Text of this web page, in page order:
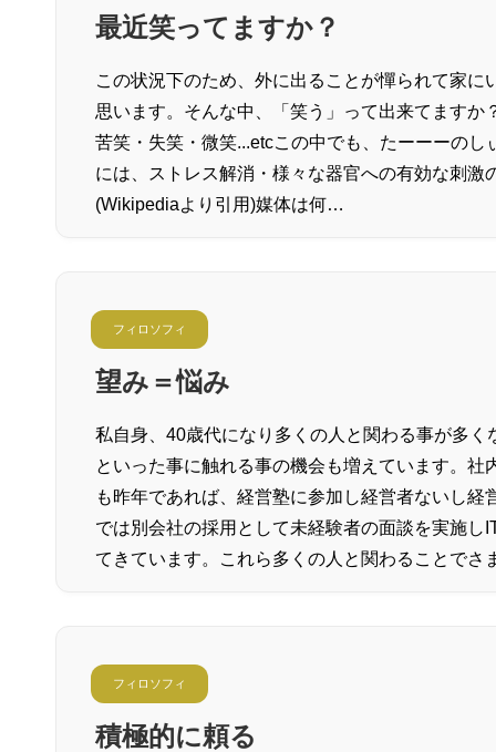
最近笑ってますか？
この状況下のため、外に出ることが憚られて家
思います。そんな中、「笑う」って出来てます
苦笑・失笑・微笑...etcこの中でも、たーーーの
には、ストレス解消・様々な器官への有効な刺
(Wikipediaより引用)媒体は何…
フィロソフィ
望み＝悩み
私自身、40歳代になり多くの人と関わる事が多
といった事に触れる事の機会も増えています。
も昨年であれば、経営塾に参加し経営者ないし
では別会社の採用として未経験者の面談を実施
てきています。これら多くの人と関わることでさ
フィロソフィ
積極的に頼る